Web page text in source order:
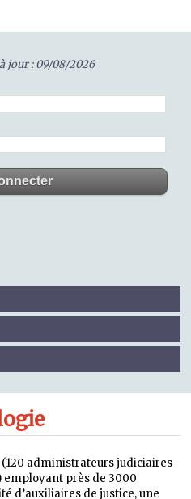
jour : 09/08/2026
administrateurs judiciaires
employant près de 3000
d’auxiliaires de justice, une